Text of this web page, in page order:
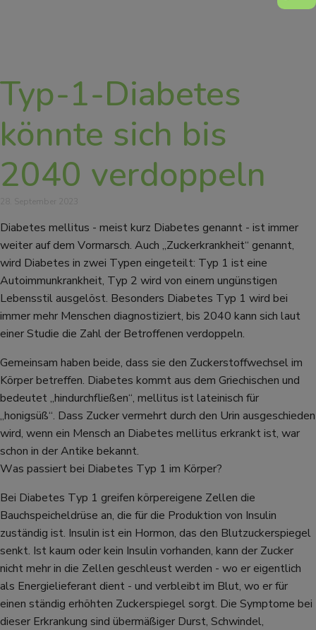
Typ-1-Diabetes
könnte sich bis
2040 verdoppeln
Diabetes mellitus - meist kurz Diabetes genannt - ist immer
weiter auf dem Vormarsch. Auch „Zuckerkrankheit“ genannt,
wird Diabetes in zwei Typen eingeteilt: Typ 1 ist eine
Autoimmunkrankheit, Typ 2 wird von einem ungünstigen
Lebensstil ausgelöst. Besonders Diabetes Typ 1 wird bei
immer mehr Menschen diagnostiziert, bis 2040 kann sich laut
einer Studie die Zahl der Betroffenen verdoppeln.
Gemeinsam haben beide, dass sie den Zuckerstoffwechsel im
Körper betreffen. Diabetes kommt aus dem Griechischen und
bedeutet „hindurchfließen“, mellitus ist lateinisch für
„honigsüß“. Dass Zucker vermehrt durch den Urin ausgeschieden
wird, wenn ein Mensch an Diabetes mellitus erkrankt ist, war
schon in der Antike bekannt.
Was passiert bei Diabetes Typ 1 im Körper?
Bei Diabetes Typ 1 greifen körpereigene Zellen die
Bauchspeicheldrüse an, die für die Produktion von Insulin
zuständig ist. Insulin ist ein Hormon, das den Blutzuckerspiegel
senkt. Ist kaum oder kein Insulin vorhanden, kann der Zucker
nicht mehr in die Zellen geschleust werden - wo er eigentlich
als Energielieferant dient - und verbleibt im Blut, wo er für
einen ständig erhöhten Zuckerspiegel sorgt. Die Symptome bei
dieser Erkrankung sind übermäßiger Durst, Schwindel,